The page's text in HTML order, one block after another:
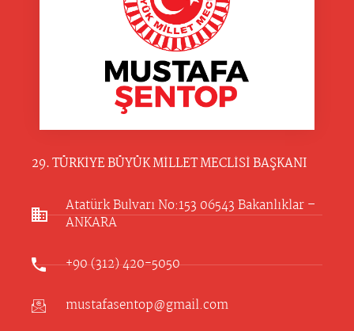
29. TÜRKİYE BÜYÜK MİLLET MECLİSİ BAŞKANI
Atatürk Bulvarı No:153 06543 Bakanlıklar –
ANKARA​
+90 (312) 420-5050
mustafasentop@gmail.com